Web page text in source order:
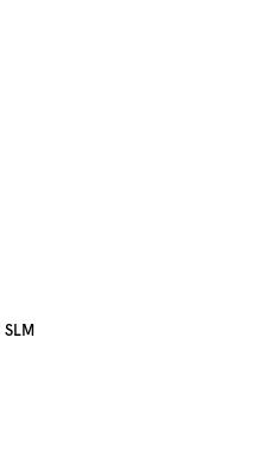
SLM